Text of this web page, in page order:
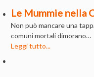
Le Mummie nella
Non può mancare una
comuni mortali dimorano…
Leggi tutto...